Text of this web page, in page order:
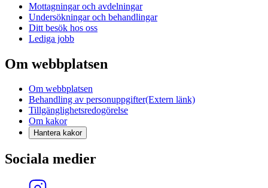
Mottagningar och avdelningar
Undersökningar och behandlingar
Ditt besök hos oss
Lediga jobb
Om webbplatsen
Om webbplatsen
Behandling av personuppgifter(Extern länk)
Tillgänglighetsredogörelse
Om kakor
Hantera kakor
Sociala medier